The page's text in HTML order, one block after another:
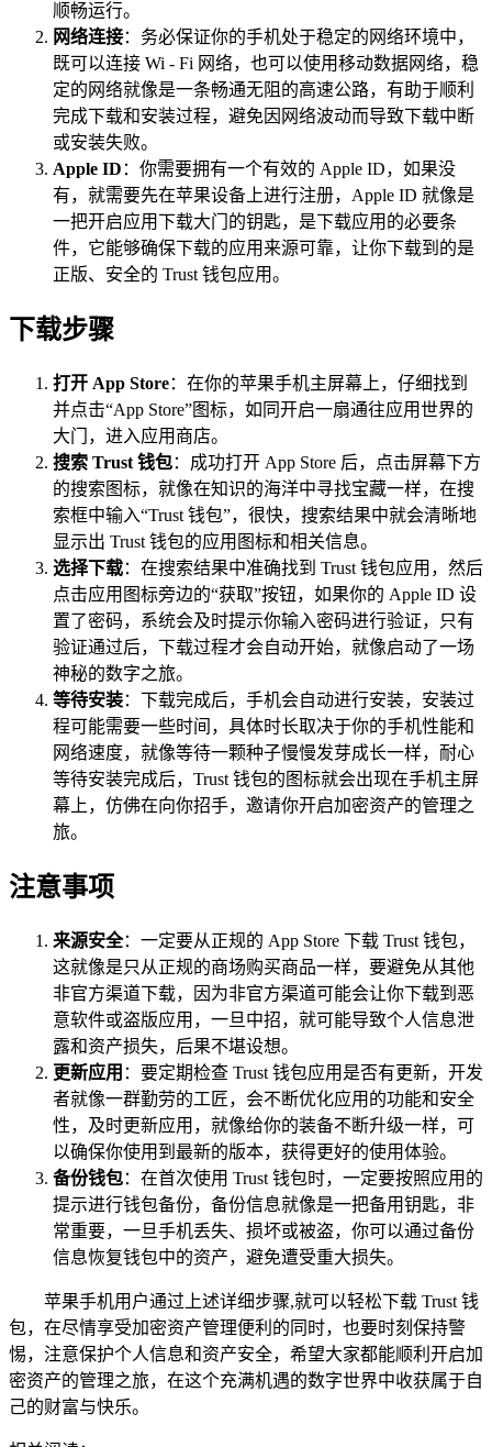
顺畅运行。
网络连接：务必保证你的手机处于稳定的网络环境中，
既可以连接 Wi - Fi 网络，也可以使用移动数据网络，稳
定的网络就像是一条畅通无阻的高速公路，有助于顺利
完成下载和安装过程，避免因网络波动而导致下载中断
或安装失败。
Apple ID ：你需要拥有一个有效的 Apple ID，如果没
有，就需要先在苹果设备上进行注册，Apple ID 就像是
一把开启应用下载大门的钥匙，是下载应用的必要条
件，它能够确保下载的应用来源可靠，让你下载到的是
正版、安全的 Trust 钱包应用。
下载步骤
打开 App Store：在你的苹果手机主屏幕上，仔细找到
并点击“App Store”图标，如同开启一扇通往应用世界的
大门，进入应用商店。
搜索 Trust 钱包：成功打开 App Store 后，点击屏幕下方
的搜索图标，就像在知识的海洋中寻找宝藏一样，在搜
索框中输入“Trust 钱包”，很快，搜索结果中就会清晰地
显示出 Trust 钱包的应用图标和相关信息。
选择下载：在搜索结果中准确找到 Trust 钱包应用，然后
点击应用图标旁边的“获取”按钮，如果你的 Apple ID 设
置了密码，系统会及时提示你输入密码进行验证，只有
验证通过后，下载过程才会自动开始，就像启动了一场
神秘的数字之旅。
等待安装：下载完成后，手机会自动进行安装，安装过
程可能需要一些时间，具体时长取决于你的手机性能和
网络速度，就像等待一颗种子慢慢发芽成长一样，耐心
等待安装完成后，Trust 钱包的图标就会出现在手机主屏
幕上，仿佛在向你招手，邀请你开启加密资产的管理之
旅。
注意事项
来源安全：一定要从正规的 App Store 下载 Trust 钱包，
这就像是只从正规的商场购买商品一样，要避免从其他
非官方渠道下载，因为非官方渠道可能会让你下载到恶
意软件或盗版应用，一旦中招，就可能导致个人信息泄
露和资产损失，后果不堪设想。
更新应用 ：要定期检查 Trust 钱包应用是否有更新，开发
者就像一群勤劳的工匠，会不断优化应用的功能和安全
性，及时更新应用，就像给你的装备不断升级一样，可
以确保你使用到最新的版本，获得更好的使用体验。
备份钱包：在首次使用 Trust 钱包时，一定要按照应用的
提示进行钱包备份，备份信息就像是一把备用钥匙，非
常重要，一旦手机丢失、损坏或被盗，你可以通过备份
信息恢复钱包中的资产，避免遭受重大损失。
苹果手机用户通过上述详细步骤,就可以轻松下载 Trust 钱
包，在尽情享受加密资产管理便利的同时，也要时刻保持警
惕，注意保护个人信息和资产安全，希望大家都能顺利开启加
密资产的管理之旅，在这个充满机遇的数字世界中收获属于自
己的财富与快乐。